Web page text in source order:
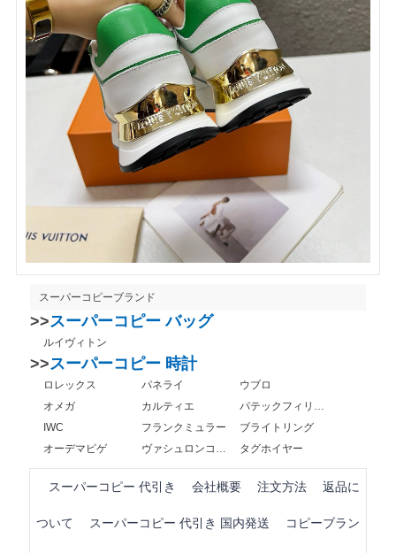
スーパーコピーブランド
>>スーパーコピー バッグ
ルイヴィトン
>>スーパーコピー 時計
ロレックス パネライ
ウブロ
オメガ
カルティエ
パテックフィリップ
IWC
フランクミュラー
ブライトリング
オーデマピゲ
ヴァシュロンコンスタンタン タグホイヤー
スーパーコピー 代引き 会社概要 注文方法 返品に
ついて スーパーコピー 代引き 国内発送 コピーブラン